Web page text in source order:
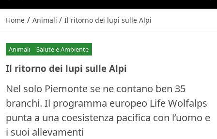
Home / Animali / Il ritorno dei lupi sulle Alpi
Animali Salute e Ambiente
Il ritorno dei lupi sulle Alpi
Nel solo Piemonte se ne contano ben 35
branchi. Il programma europeo Life Wolfalps
punta a una coesistenza pacifica con l’uomo e
i suoi allevamenti